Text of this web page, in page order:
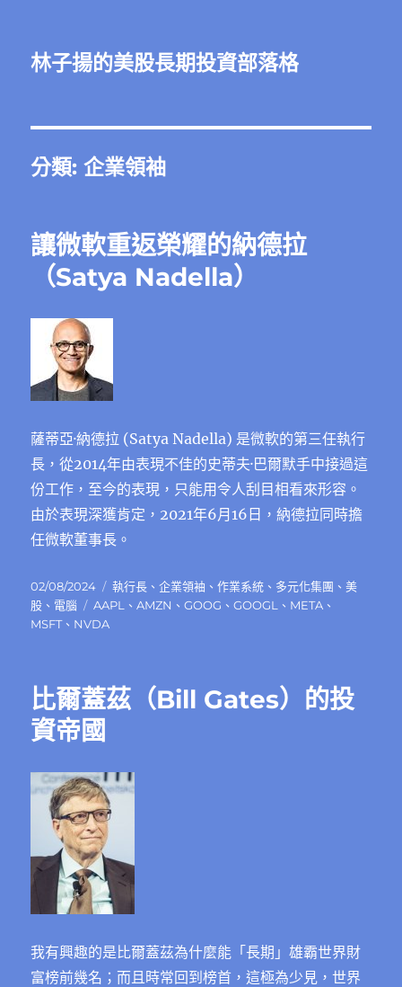
林子揚的美股長期投資部落格
分類:企業領袖
讓微軟重返榮耀的納德拉
（Satya Nadella）
薩蒂亞·納德拉 (Satya Nadella) 是微軟的第三任執行
長，從2014年由表現不佳的史蒂夫·巴爾默手中接過這
份工作，至今的表現，只能用令人刮目相看來形容。
由於表現深獲肯定，2021年6月16日，納德拉同時擔
任微軟董事長。
發
佈
日
02/08/2024
分
類
執行長 、企業領袖 、作業系統 、 多元化集團 、美
股 、 電腦
標
籤
AAPL 、AMZN 、GOOG 、GOOGL 、 META 、
MSFT、 NVDA
比爾蓋茲（Bill Gates）的投
資帝國
我有興趣的是比爾蓋茲為什麼能「長期」雄霸世界財
富榜前幾名；而且時常回到榜首，這極為少見，世界